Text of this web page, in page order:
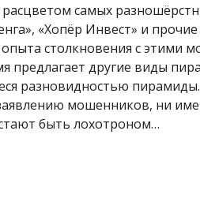
самых
«Хопёр Инвест» и
столкновения с этими
предлагает другие виды
разновидностью
мошенников, ни
быть лохотроном…